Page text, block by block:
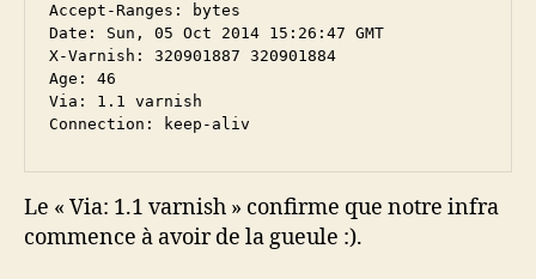
Accept-Ranges: bytes
Date: Sun, 05 Oct 2014 15:26:47 GMT
X-Varnish: 320901887 320901884
Age: 46
Via: 1.1 varnish
Connection: keep-aliv
Le « Via: 1.1 varnish » confirme que notre infra
commence à avoir de la gueule :).